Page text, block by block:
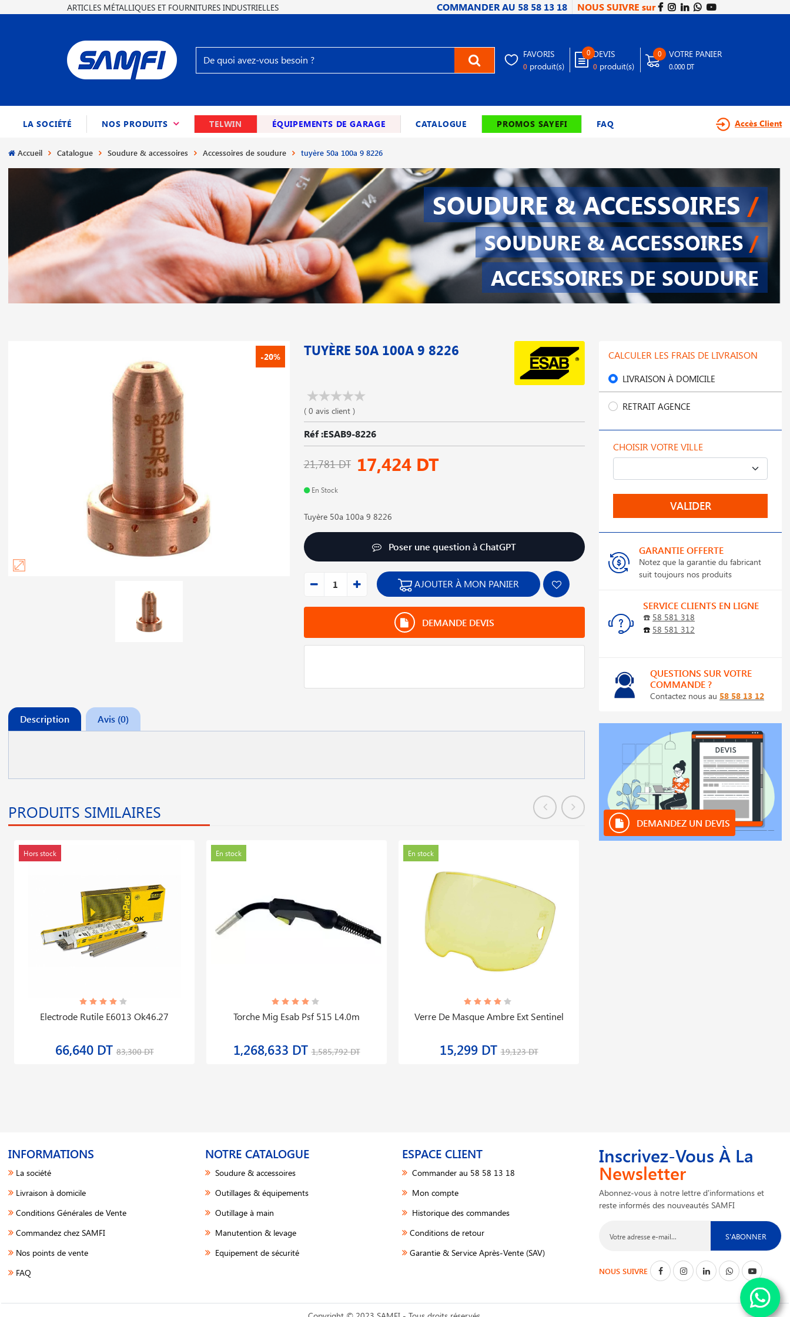
ARTICLES MÉTALLIQUES ET FOURNITURES INDUSTRIELLES COMMANDER AU 58 58 13 18 NOUS SUIVRE sur
FAVORIS
0 produit(s)
0 DEVIS
0 produit(s)
0 VOTRE PANIER
0.000 DT
LA SOCIÉTÉ NOS PRODUITS (CURRENT)TELWIN ÉQUIPEMENTS DE GARAGE CATALOGUE PROMOS SAYEFI FAQ Accès Client
Accueil Catalogue Soudure & accessoires Accessoires de soudure tuyère 50a 100a 9 8226
SOUDURE & ACCESSOIRES /
SOUDURE & ACCESSOIRES/
ACCESSOIRES DE SOUDURE
-20% TUYÈRE 50A 100A 9 8226
( 0 avis client )
Réf :ESAB9-8226
21,781 DT 17,424 DT
En Stock
Tuyère 50a 100a 9 8226
Poser une question à ChatGPT
AJOUTER À MON PANIER
DEMANDE DEVIS
Description Avis (0)
PRODUITS SIMILAIRES
Hors stock
Electrode Rutile E6013 Ok46.27
66,640 DT83,300 DT
En stock
Torche Mig Esab Psf 515 L4.0m
1,268,633 DT1,585,792 DT
En stock
Verre De Masque Ambre Ext Sentinel
15,299 DT19,123 DT
CALCULER LES FRAIS DE LIVRAISON
LIVRAISON À DOMICILE
RETRAIT AGENCE
CHOISIR VOTRE VILLE
VALIDER
GARANTIE OFFERTE
Notez que la garantie du fabricant
suit toujours nos produits
SERVICE CLIENTS EN LIGNE
☎️ 58 581 318
☎️ 58 581 312
QUESTIONS SUR VOTRE
COMMANDE ?
Contactez nous au 58 58 13 12
DEMANDEZ UN DEVIS
INFORMATIONS
La société
Livraison à domicile
Conditions Générales de Vente
Commandez chez SAMFI
Nos points de vente
FAQ
NOTRE CATALOGUE
Soudure & accessoires
Outillages & équipements
Outillage à main
Manutention & levage
Equipement de sécurité
ESPACE CLIENT
Commander au 58 58 13 18
Mon compte
Historique des commandes
Conditions de retour
Garantie & Service Après-Vente (SAV)
Inscrivez-Vous À La
Newsletter
Abonnez-vous à notre lettre d'informations et
reste informés des nouveautés SAMFI
S'ABONNER
NOUS SUIVRE